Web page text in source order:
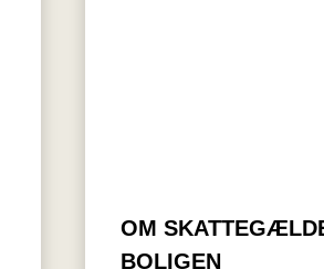
OM
BOLIGEN